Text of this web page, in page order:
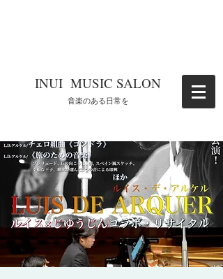
​INUI MUSIC SALON
​音楽のある日常を